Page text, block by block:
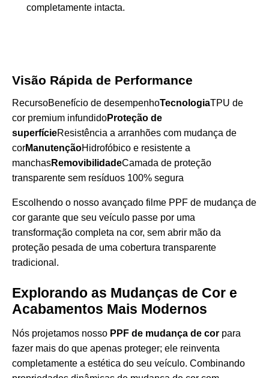
completamente intacta.
Visão Rápida de Performance
RecursoBenefício de desempenhoTecnologiaTPU de
cor premium infundidoProteção de
superfícieResistência a arranhões com mudança de
corManutençãoHidrofóbico e resistente a
manchasRemovibilidadeCamada de proteção
transparente sem resíduos 100% segura
Escolhendo o nosso avançado filme PPF de mudança de
cor garante que seu veículo passe por uma
transformação completa na cor, sem abrir mão da
proteção pesada de uma cobertura transparente
tradicional.
Explorando as Mudanças de Cor e
Acabamentos Mais Modernos
Nós projetamos nosso PPF de mudança de cor para
fazer mais do que apenas proteger; ele reinventa
completamente a estética do seu veículo. Combinando